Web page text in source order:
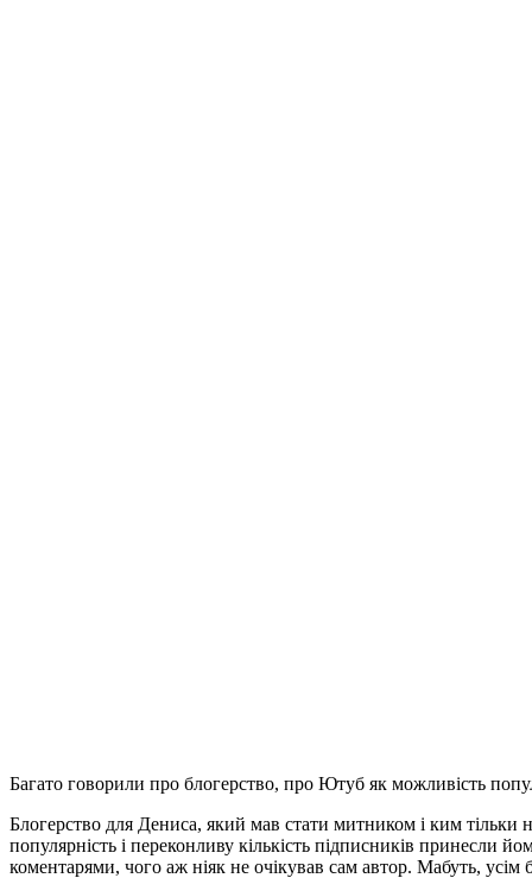
Багато говорили про блогерство, про Ютуб як можливість
Блогерство для Дениса, який мав стати митником і ким
популярність і переконливу кількість підписників принесли
коментарями, чого аж ніяк не очікував сам автор. Мабуть, усім